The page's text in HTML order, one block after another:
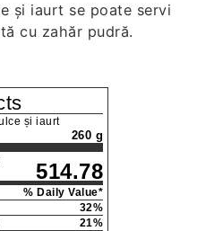
și iaurt se poate servi
cu zahăr pudră.
și iaurt
260 g
514.78
% Daily Value*
32%
21%